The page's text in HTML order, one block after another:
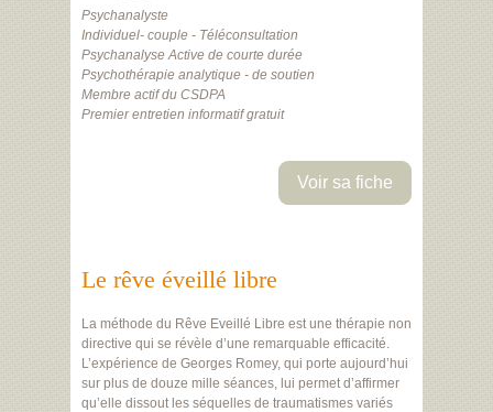
Psychanalyste
Individuel- couple - Téléconsultation
Psychanalyse Active de courte durée
Psychothérapie analytique - de soutien
Membre actif du CSDPA
Premier entretien informatif gratuit
Voir sa fiche
Le rêve éveillé libre
La méthode du Rêve Eveillé Libre est une thérapie non
directive qui se révèle d’une remarquable efficacité.
L’expérience de Georges Romey, qui porte aujourd’hui
sur plus de douze mille séances, lui permet d’affirmer
qu’elle dissout les séquelles de traumatismes variés